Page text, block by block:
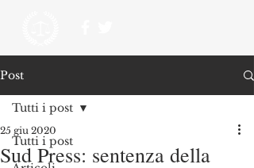
Post
Tutti i post
Tutti i post
Sud Press: sentenza della
25 giu 2020